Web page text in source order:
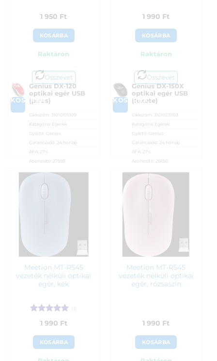
1 950 Ft
KOSÁRBA
Raktáron
Összevet
KOSÁRBA
Genius DX-120
optikai egér USB
(piros)
Cikkszám:
31010105109
Kategória: Egerek
Gyártó: Genius
Garanciaidő:
24 hónap
ÁFA:
27%
Azonosító:
27593
1 950
1 990 Ft
KOSÁRBA
Raktáron
Összevet
KOSÁRBA
Genius DX-150X
optikai egér USB
(fekete)
Cikkszám:
31010231103
Kategória: Egerek
Gyártó: Genius
Garanciaidő:
24 hónap
ÁFA:
27%
Azonosító:
26650
1 990Ft
Meetion MT-R545
vezeték nélküli optikai
egér, kék
Értékelés:5
1 990 Ft
KOSÁRBA
Meetion MT-R545
vezeték nélküli optikai
egér, rózsaszín
1 990 Ft
KOSÁRBA